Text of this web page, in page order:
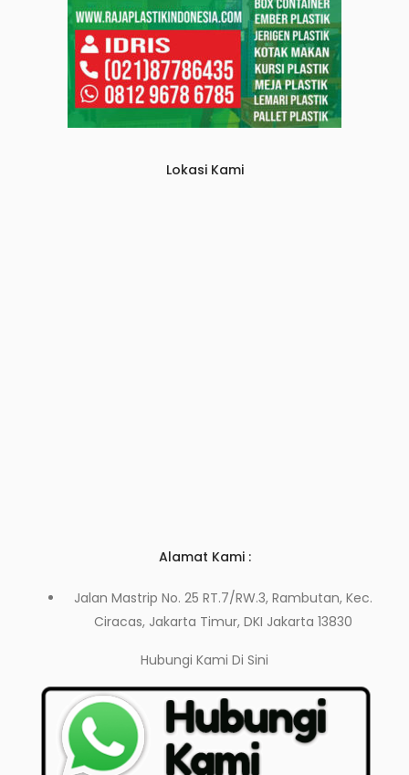
Lokasi Kami
Alamat Kami :
Jalan Mastrip No. 25 RT.7/RW.3, Rambutan, Kec.
Ciracas, Jakarta Timur, DKI Jakarta 13830
Hubungi Kami Di Sini